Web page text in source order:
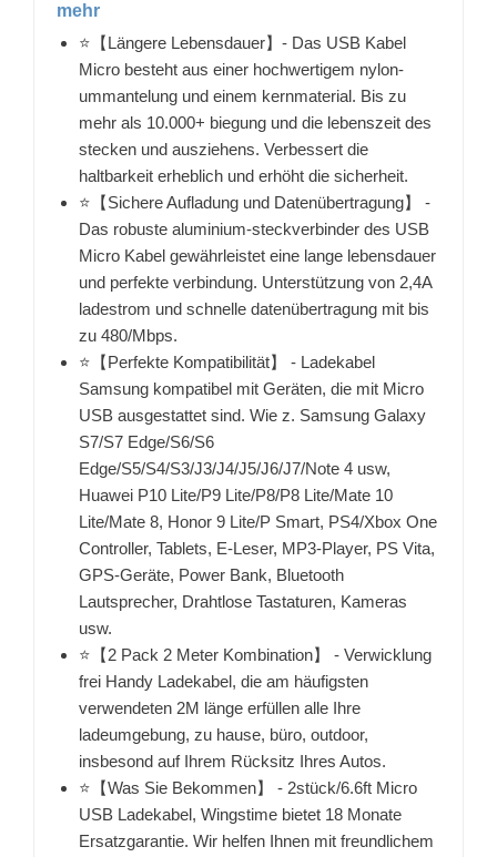
mehr
⭐【Längere Lebensdauer】- Das USB Kabel
Micro besteht aus einer hochwertigem nylon-
ummantelung und einem kernmaterial. Bis zu
mehr als 10.000+ biegung und die lebenszeit des
stecken und ausziehens. Verbessert die
haltbarkeit erheblich und erhöht die sicherheit.
⭐【Sichere Aufladung und Datenübertragung】 -
Das robuste aluminium-steckverbinder des USB
Micro Kabel gewährleistet eine lange lebensdauer
und perfekte verbindung. Unterstützung von 2,4A
ladestrom und schnelle datenübertragung mit bis
zu 480/Mbps.
⭐【Perfekte Kompatibilität】 - Ladekabel
Samsung kompatibel mit Geräten, die mit Micro
USB ausgestattet sind. Wie z. Samsung Galaxy
S7/S7 Edge/S6/S6
Edge/S5/S4/S3/J3/J4/J5/J6/J7/Note 4 usw,
Huawei P10 Lite/P9 Lite/P8/P8 Lite/Mate 10
Lite/Mate 8, Honor 9 Lite/P Smart, PS4/Xbox One
Controller, Tablets, E-Leser, MP3-Player, PS Vita,
GPS-Geräte, Power Bank, Bluetooth
Lautsprecher, Drahtlose Tastaturen, Kameras
usw.
⭐【2 Pack 2 Meter Kombination】 - Verwicklung
frei Handy Ladekabel, die am häufigsten
verwendeten 2M länge erfüllen alle Ihre
ladeumgebung, zu hause, büro, outdoor,
insbesond auf Ihrem Rücksitz Ihres Autos.
⭐【Was Sie Bekommen】 - 2stück/6.6ft Micro
USB Ladekabel, Wingstime bietet 18 Monate
Ersatzgarantie. Wir helfen Ihnen mit freundlichem